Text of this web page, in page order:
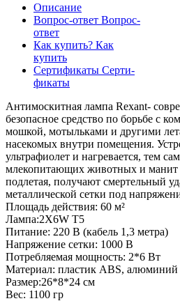
Описание
Вопрос-ответ Вопрос-
ответ
Как купить? Как
купить
Сертификаты Серти-
фикаты
Антимоскитная лампа Rexant-
безопасное средство по борьбе с
мошкой, мотыльками и другими
насекомых внутри помещения.
ультрафиолет и нагревается, тем
млекопитающих животных и манит
подлетая, получают смертельный
металлической сетки под
Площадь действия: 60 м²
Лампа:2X6W T5
Питание: 220 В (кабель 1,3 метра)
Напряжение сетки: 1000 В
Потребляемая мощность: 2*6 Вт
Материал: пластик ABS, алюминий
Размер:26*8*24 см
Вес: 1100 гр